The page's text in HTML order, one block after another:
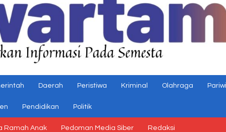
Daerah Peristiwa Kriminal Olahraga
Pendidikan Politik
Ramah Anak Pedoman Media Siber Redaksi